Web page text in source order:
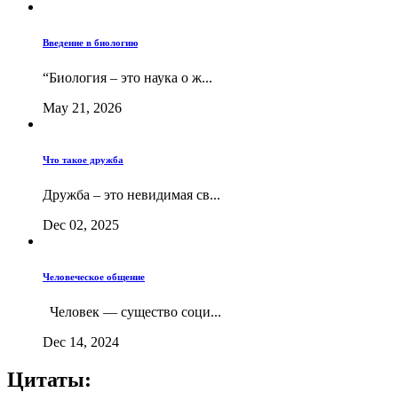
Введение в биологию
“Биология – это наука о ж...
May 21, 2026
Что такое дружба
Дружба – это невидимая св...
Dec 02, 2025
Человеческое общение
Человек — существо соци...
Dec 14, 2024
Цитаты: